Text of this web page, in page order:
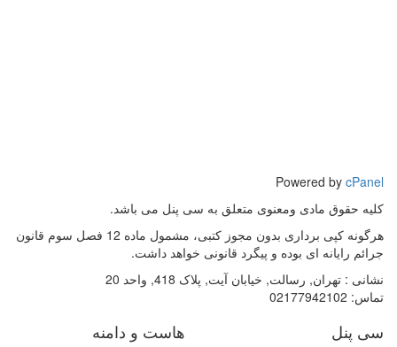
Powered by cPanel
کلیه حقوق مادی ومعنوی متعلق به سی پنل می باشد.
هرگونه کپی برداری بدون مجوز کتبی، مشمول ماده 12 فصل سوم قانون
جرائم رایانه ای بوده و پیگرد قانونی خواهد داشت.
نشانی : تهران, رسالت, خیابان آیت, پلاک 418, واحد 20
تماس:
سی پنل هاست و دامنه